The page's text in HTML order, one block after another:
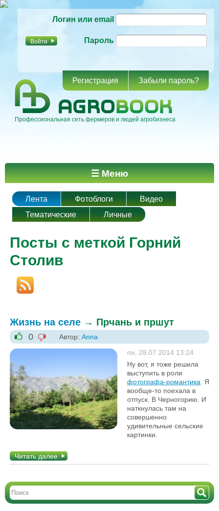
основному
Логин или email
Пароль
Регистрация Забыли пароль?
Профессиональная сеть фермеров и людей агробизнеса
Главное меню ☰ Меню
Лента Фотоблоги
Видео
Тематические
Личные
Посты с меткой Горний
Столив
Жизнь на селе → Прчань и пршут
+1
0
-1
Автор: Anna
пн, 28.07.2014 13:24
Ну вот, я тоже решила
выступить в роли
фотографа-романтика . Я
вообще-то поехала в
отпуск. В Черногорию. И
наткнулась там на
совершенно
удивительные сельские
картинки.
Читать далее